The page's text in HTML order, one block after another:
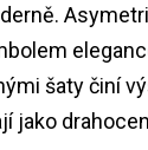
šaty činí
jako